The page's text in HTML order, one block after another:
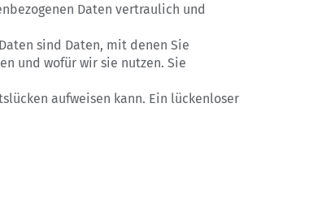
Daten vertraulich und
sind Daten, mit denen Sie
und wofür wir sie nutzen. Sie
aufweisen kann. Ein lückenloser